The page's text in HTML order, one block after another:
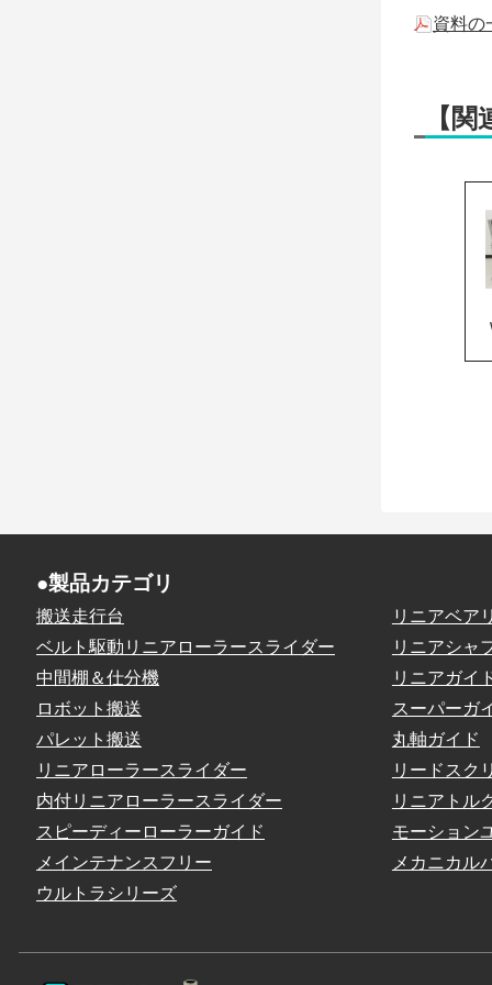
資料の
【
●製品カテゴリ
搬送走行台
ベルト駆動リニアローラースライダー
中間棚＆仕分機
ロボット搬送
パレット搬送
リニアローラースライダー
内付リニアローラースライダー
スピーディーローラーガイド
メインテナンスフリー
ウルトラシリーズ
リニアベア
リニアシャ
リニアガイ
スーパーガ
丸軸ガイド
リードスク
リニアトル
モーション
メカニカル